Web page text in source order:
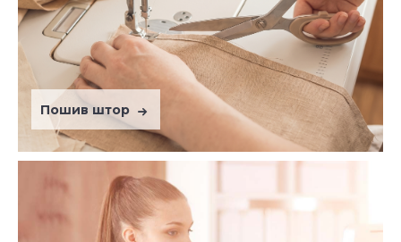
Пошив штор